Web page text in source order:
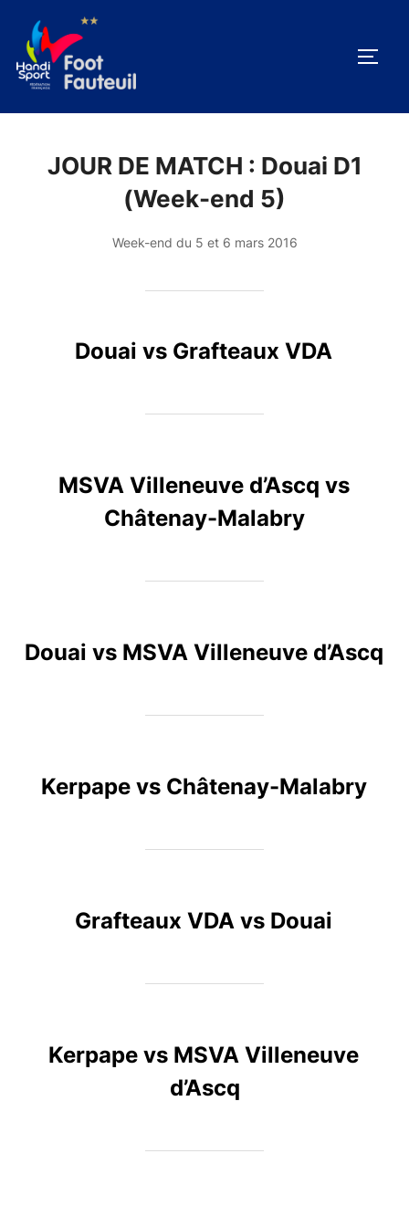
contenu
JOUR DE MATCH : Douai D1
(Week-end 5)
Week-end du 5 et 6 mars 2016
Douai vs Grafteaux VDA
MSVA Villeneuve d’Ascq vs
Châtenay-Malabry
Douai vs MSVA Villeneuve d’Ascq
Kerpape vs Châtenay-Malabry
Grafteaux VDA vs Douai
Kerpape vs MSVA Villeneuve
d’Ascq